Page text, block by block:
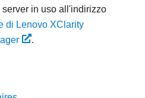
in uso all'indirizzo
di Lenovo XClarity
.